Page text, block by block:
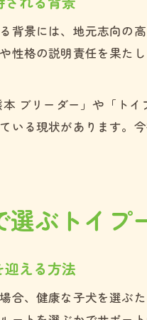
背景には、地元志向の
性格の説明責任を果た
ブリーダー」や「ト
いる現状があります。
ぶトイプ
迎える方法
合、健康な子犬を選